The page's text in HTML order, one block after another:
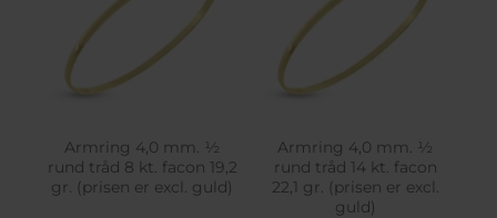
Armring 4,0 mm. ½
rund tråd 8 kt. facon 19,2
gr. (prisen er excl. guld)
Armring 4,0 mm. ½
rund tråd 14 kt. facon
22,1 gr. (prisen er excl.
guld)